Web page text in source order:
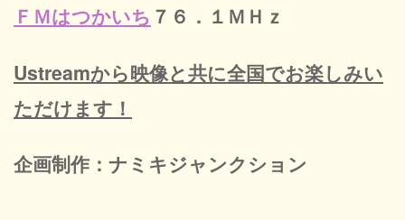
ＦＭはつかいち ７６．１ＭＨｚ
Ustreamから映像と共に全国でお楽しみい
ただけます！
企画制作：ナミキジャンクション